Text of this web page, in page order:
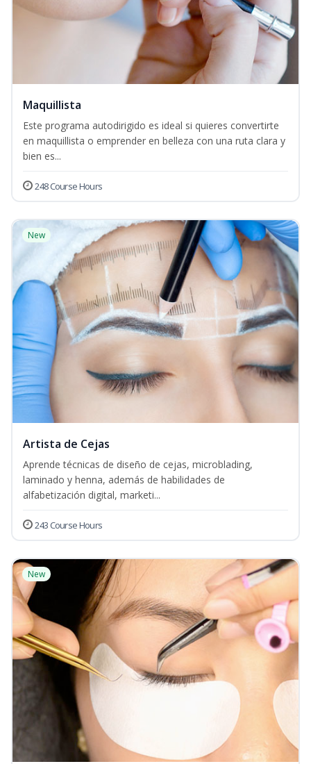
Maquillista
Este programa autodirigido es ideal si quieres convertirte
en maquillista o emprender en belleza con una ruta clara y
bien es...
248 Course Hours
New
Artista de Cejas
Aprende técnicas de diseño de cejas, microblading,
laminado y henna, además de habilidades de
alfabetización digital, marketi...
243 Course Hours
New